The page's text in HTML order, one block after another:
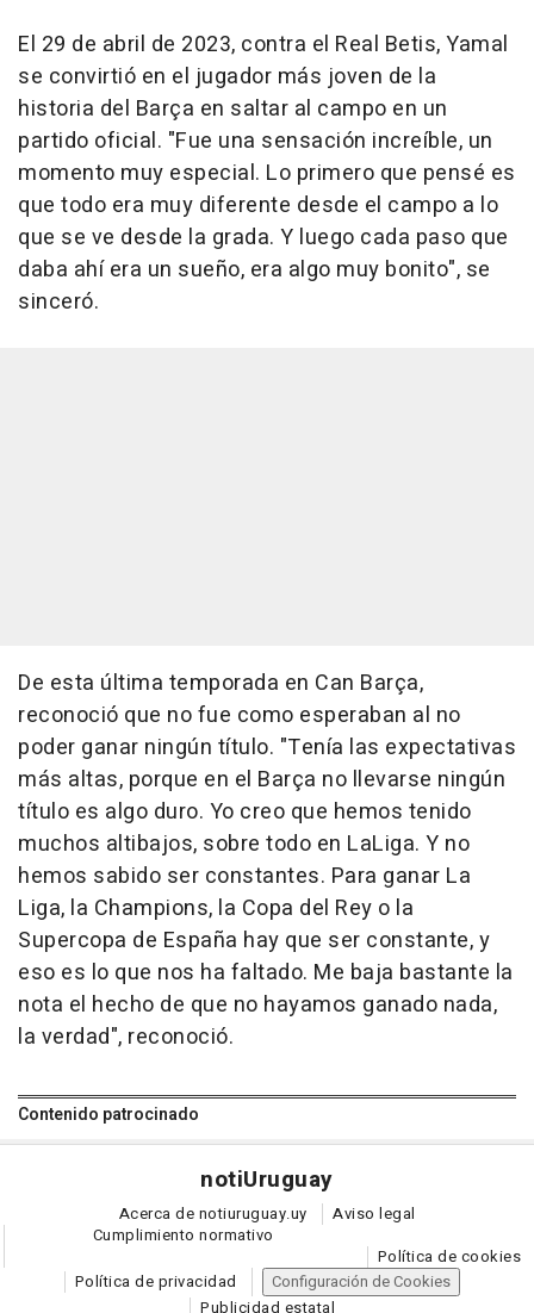
El 29 de abril de 2023, contra el Real Betis, Yamal
se convirtió en el jugador más joven de la
historia del Barça en saltar al campo en un
partido oficial. "Fue una sensación increíble, un
momento muy especial. Lo primero que pensé es
que todo era muy diferente desde el campo a lo
que se ve desde la grada. Y luego cada paso que
daba ahí era un sueño, era algo muy bonito", se
sinceró.
De esta última temporada en Can Barça,
reconoció que no fue como esperaban al no
poder ganar ningún título. "Tenía las expectativas
más altas, porque en el Barça no llevarse ningún
título es algo duro. Yo creo que hemos tenido
muchos altibajos, sobre todo en LaLiga. Y no
hemos sabido ser constantes. Para ganar La
Liga, la Champions, la Copa del Rey o la
Supercopa de España hay que ser constante, y
eso es lo que nos ha faltado. Me baja bastante la
nota el hecho de que no hayamos ganado nada,
la verdad", reconoció.
Contenido patrocinado
notiUruguay
Acerca de notiuruguay.uy
Aviso legal
Cumplimiento normativo
Política de cookies
Política de privacidad
Configuración de Cookies
Publicidad estatal